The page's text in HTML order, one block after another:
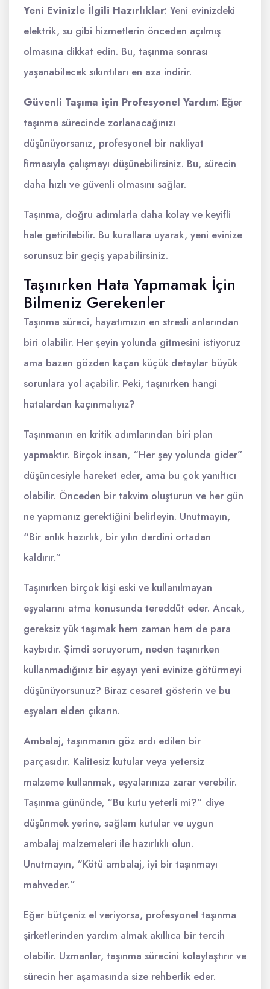
Yeni Evinizle İlgili Hazırlıklar: Yeni evinizdeki
elektrik, su gibi hizmetlerin önceden açılmış
olmasına dikkat edin. Bu, taşınma sonrası
yaşanabilecek sıkıntıları en aza indirir.
Güvenli Taşıma için Profesyonel Yardım: Eğer
taşınma sürecinde zorlanacağınızı
düşünüyorsanız, profesyonel bir nakliyat
firmasıyla çalışmayı düşünebilirsiniz. Bu, sürecin
daha hızlı ve güvenli olmasını sağlar.
Taşınma, doğru adımlarla daha kolay ve keyifli
hale getirilebilir. Bu kurallara uyarak, yeni evinize
sorunsuz bir geçiş yapabilirsiniz.
Taşınırken Hata Yapmamak İçin
Bilmeniz Gerekenler
Taşınma süreci, hayatımızın en stresli anlarından
biri olabilir. Her şeyin yolunda gitmesini istiyoruz
ama bazen gözden kaçan küçük detaylar büyük
sorunlara yol açabilir. Peki, taşınırken hangi
hatalardan kaçınmalıyız?
Taşınmanın en kritik adımlarından biri plan
yapmaktır. Birçok insan, “Her şey yolunda gider”
düşüncesiyle hareket eder, ama bu çok yanıltıcı
olabilir. Önceden bir takvim oluşturun ve her gün
ne yapmanız gerektiğini belirleyin. Unutmayın,
“Bir anlık hazırlık, bir yılın derdini ortadan
kaldırır.”
Taşınırken birçok kişi eski ve kullanılmayan
eşyalarını atma konusunda tereddüt eder. Ancak,
gereksiz yük taşımak hem zaman hem de para
kaybıdır. Şimdi soruyorum, neden taşınırken
kullanmadığınız bir eşyayı yeni evinize götürmeyi
düşünüyorsunuz? Biraz cesaret gösterin ve bu
eşyaları elden çıkarın.
Ambalaj, taşınmanın göz ardı edilen bir
parçasıdır. Kalitesiz kutular veya yetersiz
malzeme kullanmak, eşyalarınıza zarar verebilir.
Taşınma gününde, “Bu kutu yeterli mi?” diye
düşünmek yerine, sağlam kutular ve uygun
ambalaj malzemeleri ile hazırlıklı olun.
Unutmayın, “Kötü ambalaj, iyi bir taşınmayı
mahveder.”
Eğer bütçeniz el veriyorsa, profesyonel taşınma
şirketlerinden yardım almak akıllıca bir tercih
olabilir. Uzmanlar, taşınma sürecini kolaylaştırır ve
sürecin her aşamasında size rehberlik eder.